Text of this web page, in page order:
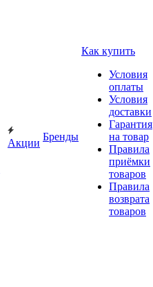
Акции
Бренды
Как купить
Условия
оплаты
Условия
доставки
Гарантия
на товар
Правила
приёмки
товаров
Правила
возврата
товаров